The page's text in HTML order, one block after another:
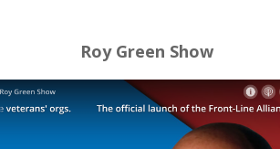
Roy Green Show